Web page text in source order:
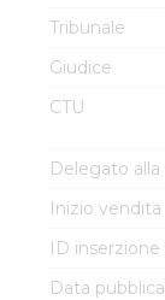
Tribunale
Giudice
CTU
Delegato
Inizio vendita
ID inserzione
Data